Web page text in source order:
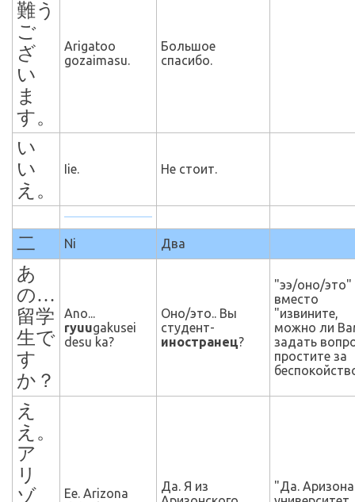
難う
ご
ざ
い
ま
す。
Arigatoo
gozaimasu.
Большое
спасибо.
い
い
え。
Iie. Не стоит.
二 Ni Два
あ
の…
留学
生で
す
か？
Ano...
ryuugakusei
desu ka?
Оно/это.. Вы
студент-
иностранец?
"ээ/оно/это"
вместо
"извините,
можно ли
задать
простите за
え
え。
ア
リ
ゾ
Ee. Arizona
Да. Я из
"Да. Аризона